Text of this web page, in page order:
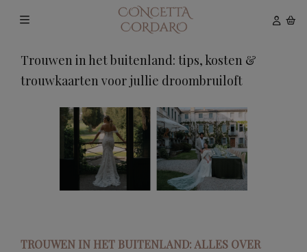
Trouwen in het buitenland: tips, kosten &
trouwkaarten voor jullie droombruiloft
TROUWEN IN HET BUITENLAND: ALLES OVER